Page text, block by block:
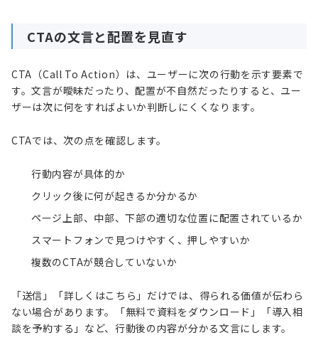
CTAの文言と配置を見直す
CTA（Call To Action）は、ユーザーに次の行動を示す要素で
す。文言が曖昧だったり、配置が不自然だったりすると、ユー
ザーは次に何をすればよいか判断しにくくなります。
CTAでは、次の点を確認します。
行動内容が具体的か
クリック後に何が起きるか分かるか
ページ上部、中部、下部の適切な位置に配置されているか
スマートフォンで見つけやすく、押しやすいか
複数のCTAが競合していないか
「送信」「詳しくはこちら」だけでは、得られる価値が伝わら
ない場合があります。「無料で資料をダウンロード」「導入相
談を予約する」など、行動後の内容が分かる文言にします。